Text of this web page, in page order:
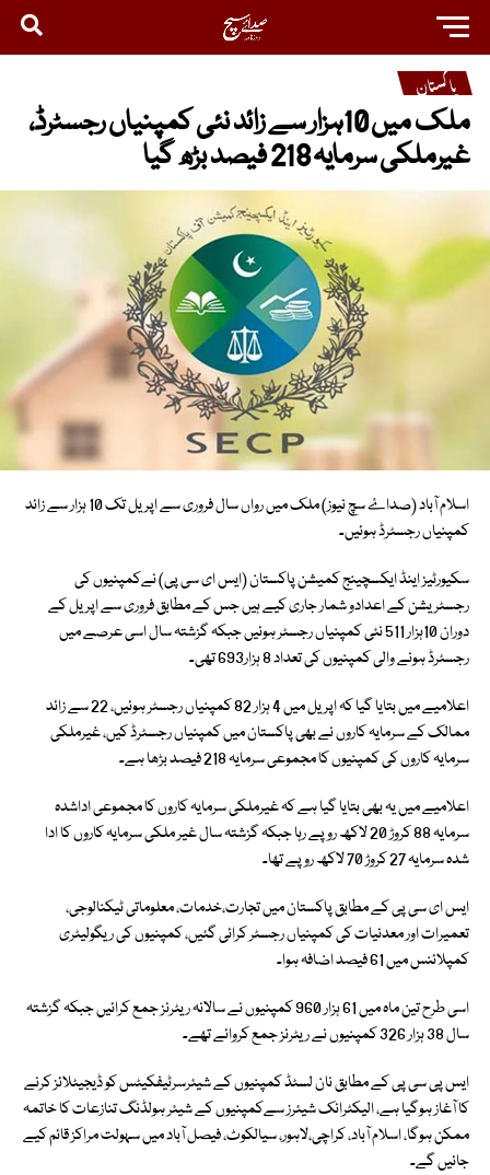
پاکستان
ملک میں 10ہزار سے زائد نئی کمپنیاں رجسٹرڈ،
غیرملکی سرمایہ 218 فیصد بڑھ گیا
اسلام آباد (صداۓ سچ نیوز) ملک میں رواں سال فروری سے اپریل تک 10 ہزار سے زائد
کمپنیاں رجسٹرڈ ہوئیں۔
سکیورٹیز اینڈ ایکسچینج کمیشن پاکستان (ایس ای سی پی) نےکمپنیوں کی
رجسٹریشن کے اعدادو شمار جاری کیے ہیں جس کے مطابق فروری سے اپریل کے
دوران 10ہزار 511 نئی کمپنیاں رجسٹر ہوئیں جبکہ گزشتہ سال اسی عرصے میں
رجسٹرڈ ہونے والی کمپنیوں کی تعداد 8 ہزار693 تھی۔
اعلامیے میں بتایا گیا کہ اپریل میں 4 ہزار 82 کمپنیاں رجسٹر ہوئیں، 22 سے زائد
ممالک کے سرمایہ کاروں نے بھی پاکستان میں کمپنیاں رجسٹرڈ کیں، غیرملکی
سرمایہ کاروں کی کمپنیوں کا مجموعی سرمایہ 218 فیصد بڑھا ہے۔
اعلامیے میں یہ بھی بتایا گیا ہے کہ غیرملکی سرمایہ کاروں کا مجموعی اداشدہ
سرمایہ 88 کروڑ 20 لاکھ روپے رہا جبکہ گزشتہ سال غیر ملکی سرمایہ کاروں کا ادا
شدہ سرمایہ 27 کروڑ 70 لاکھ روپے تھا۔
ایس ای سی پی کے مطابق پاکستان میں تجارت،خدمات، معلوماتی ٹیکنالوجی،
تعمیرات اور معدنیات کی کمپنیاں رجسٹر کرائی گئیں، کمپنیوں کی ریگولیٹری
کمپلائنس میں 61 فیصد اضافہ ہوا۔
اسی طرح تین ماہ میں 61 ہزار 960 کمپنیوں نے سالانہ ریٹرنز جمع کرائیں جبکہ گزشتہ
سال 38 ہزار 326 کمپنیوں نے ریٹرنز جمع کروائے تھے۔
ایس پی سی پی کے مطابق نان لسٹڈ کمپنیوں کے شیئرسرٹیفکیٹس کو ڈیجیٹلائز کرنے
کا آغاز ہوگیا ہے، الیکٹرانک شیئرز سےکمپنیوں کے شیئر ہولڈنگ تنازعات کا خاتمہ
ممکن ہوگا، اسلام آباد، کراچی،لاہور، سیالکوٹ، فیصل آباد میں سہولت مراکز قائم کیے
جائیں گے۔